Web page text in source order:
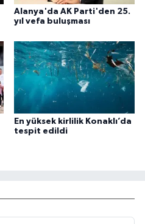
Alanya'da AK Parti'den 25.
yıl vefa buluşması
En yüksek kirlilik Konaklı’da
tespit edildi